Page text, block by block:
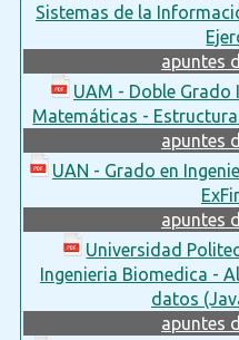
Sistemas de la
apuntes
UAM - Doble
Matemáticas -
apuntes
UAN - Grado en
apuntes
Universidad
Ingenieria Biomedica -
datos
apuntes